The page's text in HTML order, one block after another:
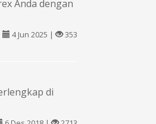
Anda dengan
4 Jun 2025 | 353
di